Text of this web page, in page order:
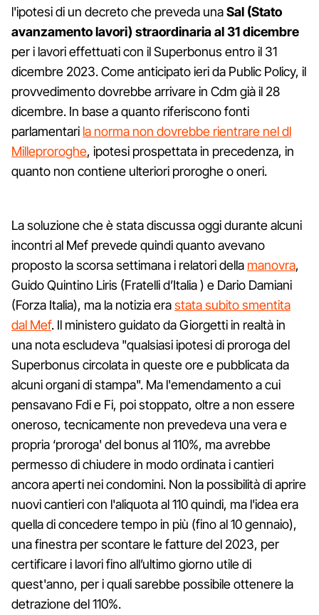
l'ipotesi di un decreto che preveda unaSal (Stato
avanzamento lavori) straordinaria al 31 dicembre
per i lavori effettuati con il Superbonus entro il 31
dicembre 2023. Come anticipato ieri da Public Policy, il
provvedimento dovrebbe arrivare in Cdm già il 28
dicembre. In base a quanto riferiscono fonti
parlamentari la norma non dovrebbe rientrare nel dl
Milleproroghe, ipotesi prospettata in precedenza, in
quanto non contiene ulteriori proroghe o oneri.
La soluzione che è stata discussa oggi durante alcuni
incontri al Mef prevede quindi quanto avevano
proposto la scorsa settimana i relatori della manovra,
Guido Quintino Liris (Fratelli d’Italia ) e Dario Damiani
(Forza Italia), ma la notizia erastata subito smentita
dal Mef. Il ministero guidato da Giorgetti in realtà in
una nota escludeva "qualsiasi ipotesi di proroga del
Superbonus circolata in queste ore e pubblicata da
alcuni organi di stampa". Ma l'emendamento a cui
pensavano Fdi e Fi, poi stoppato, oltre a non essere
oneroso, tecnicamente non prevedeva una vera e
propria ‘proroga' del bonus al 110%, ma avrebbe
permesso di chiudere in modo ordinata i cantieri
ancora aperti nei condomini. Non la possibilità di aprire
nuovi cantieri con l'aliquota al 110 quindi, ma l'idea era
quella di concedere tempo in più (fino al 10 gennaio),
una finestra per scontare le fatture del 2023, per
certificare i lavori fino all’ultimo giorno utile di
quest'anno, per i quali sarebbe possibile ottenere la
detrazione del 110%.